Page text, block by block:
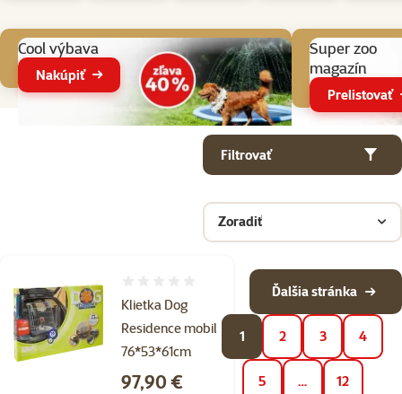
Cool výbava
Nakúpiť
Super zoo
magazín
Prelistovať
Filtrovať
Zoradiť
Produkty v kategorii Cestovanie so psom
Klietka Dog
Residence mobil
76*53*61cm
Cena
97,90 €
1 2 3 4
5 … 12
Ďalšia stránka